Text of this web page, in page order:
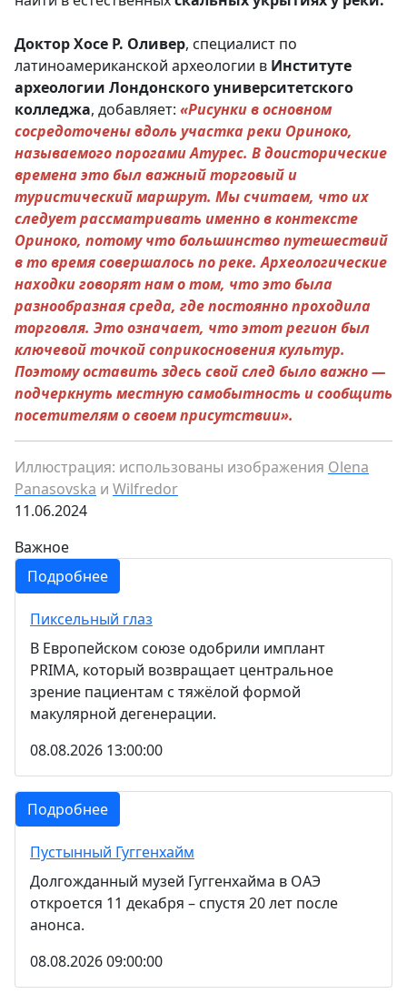
Доктор Хосе Р. Оливер, специалист по
латиноамериканской археологии в Институте
археологии Лондонского университетского
колледжа, добавляет: «Рисунки в основном
сосредоточены вдоль участка реки Ориноко,
называемого порогами Атурес. В доисторические
времена это был важный торговый и
туристический маршрут. Мы считаем, что их
следует рассматривать именно в контексте
Ориноко, потому что большинство путешествий
в то время совершалось по реке. Археологические
находки говорят нам о том, что это была
разнообразная среда, где постоянно проходила
торговля. Это означает, что этот регион был
ключевой точкой соприкосновения культур.
Поэтому оставить здесь свой след было важно —
подчеркнуть местную самобытность и сообщить
посетителям о своем присутствии».
Иллюстрация: использованы изображения Olena
Panasovska и Wilfredor
11.06.2024
Важное
Подробнее
Пиксельный глаз
В Европейском союзе одобрили имплант
PRIMA, который возвращает центральное
зрение пациентам с тяжёлой формой
макулярной дегенерации.
08.08.2026 13:00:00
Подробнее
Пустынный Гуггенхайм
Долгожданный музей Гуггенхайма в ОАЭ
откроется 11 декабря – спустя 20 лет после
анонса.
08.08.2026 09:00:00